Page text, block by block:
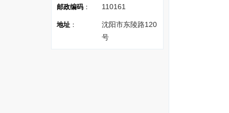
邮政编码 ： 110161
地址 ：
沈阳市东陵路120
号